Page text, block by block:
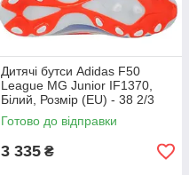
Дитячі бутси Adidas F50
League MG Junior IF1370,
Білий, Розмір (EU) - 38 2/3
Готово до відправки
3 335 ₴